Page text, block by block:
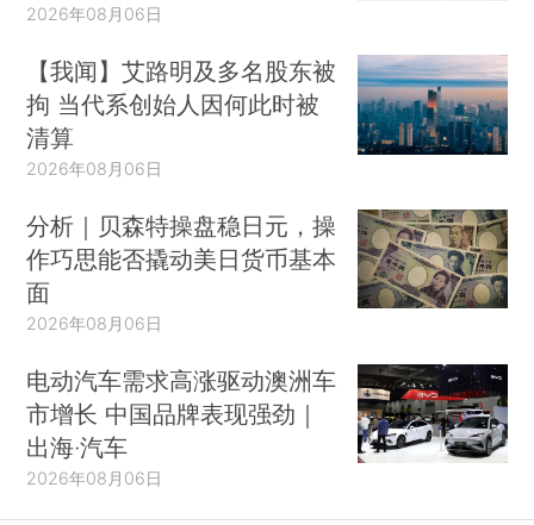
2026年08月06日
【我闻】艾路明及多名股东被
拘 当代系创始人因何此时被
清算
2026年08月06日
分析｜贝森特操盘稳日元，操
作巧思能否撬动美日货币基本
面
2026年08月06日
电动汽车需求高涨驱动澳洲车
市增长 中国品牌表现强劲｜
出海·汽车
2026年08月06日